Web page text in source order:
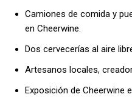
Camiones de comida y
en Cheerwine.
Dos cervecerías al aire
Artesanos locales,
Exposición de Cheerwine